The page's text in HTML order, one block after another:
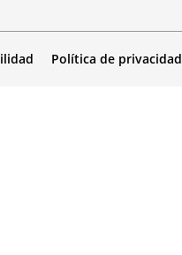
Política de privacidad